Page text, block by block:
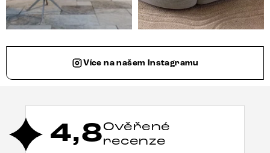
Více na našem Instagramu
4,8Ověřené
recenze